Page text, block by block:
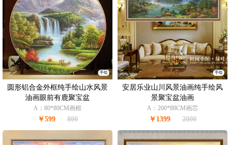
手绘
圆形铝合金外框纯手绘山水风景
油画眼前有鹿聚宝盆
A：80*80CM画框
￥599 800
手绘
安居乐业山川风景油画纯手绘风
景聚宝盆油画
A：200*88CM画芯
￥1399 2000